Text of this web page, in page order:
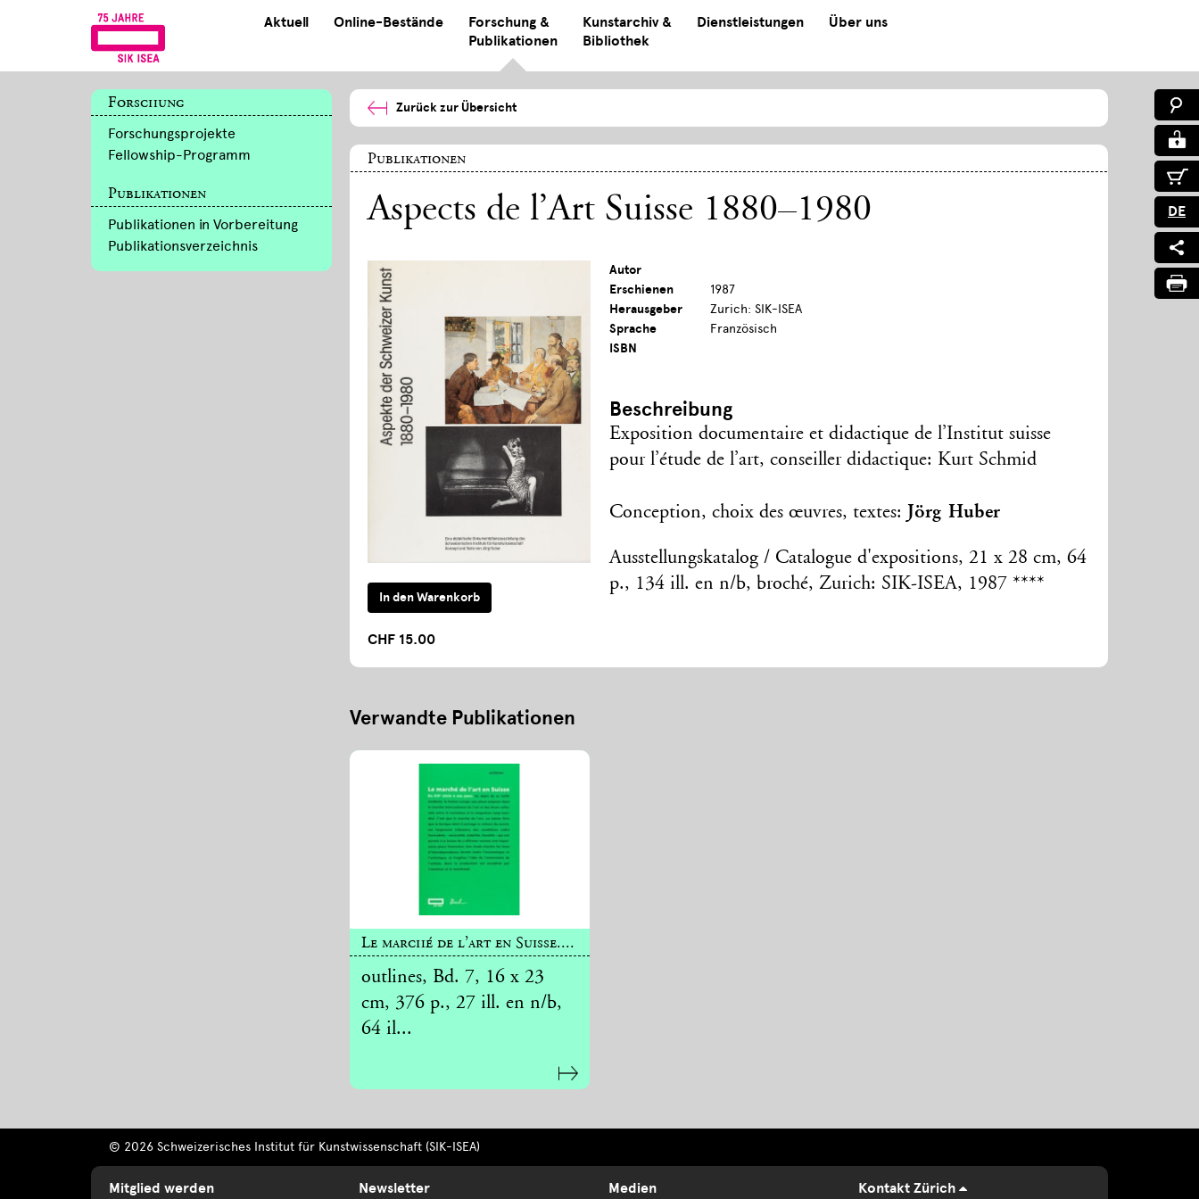
Aktuell Online-Bestände
Forschung &
Publikationen
Kunstarchiv &
Bibliothek
Dienstleistungen Über uns
DE
Forschung
Forschungsprojekte
Fellowship-Programm
Publikationen
Publikationen in Vorbereitung
Publikationsverzeichnis
Zurück zur Übersicht
Publikationen
Aspects de l’Art Suisse 1880–1980
CHF 15.00
Autor
Erschienen
1987
Herausgeber
Zurich: SIK-ISEA
Sprache
Französisch
ISBN
Beschreibung
Exposition documentaire et didactique de l’Institut suisse
pour l’étude de l’art, conseiller didactique: Kurt Schmid
Conception, choix des œuvres, textes: Jörg Huber
Ausstellungskatalog / Catalogue d'expositions, 21 x 28 cm, 64
p., 134 ill. en n/b, broché, Zurich: SIK-ISEA, 1987 ****
Verwandte Publikationen
Le marché de l’art en Suisse....
outlines, Bd. 7, 16 x 23
cm, 376 p., 27 ill. en n/b,
64 il...
© 2026 Schweizerisches Institut für Kunstwissenschaft (SIK-ISEA)
Mitglied werden Newsletter Medien Kontakt Zürich